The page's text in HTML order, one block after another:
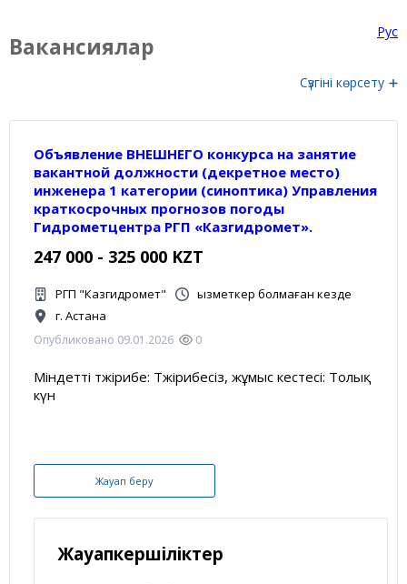
Вакансиялар
Рус
Сүзгіні көрсету
Объявление ВНЕШНЕГО конкурса на занятие
вакантной должности (декретное место)
инженера 1 категории (синоптика) Управления
краткосрочных прогнозов погоды
Гидрометцентра РГП «Казгидромет».
247 000 - 325 000 KZT
РГП "Казгидромет"
Қызметкер болмаған кезде
г. Астана
Опубликовано 09.01.2026 0
Міндетті тәжірибе: Тәжірибесіз, жұмыс кестесі: Толық
күн
Жауап беру
Жауапкершіліктер